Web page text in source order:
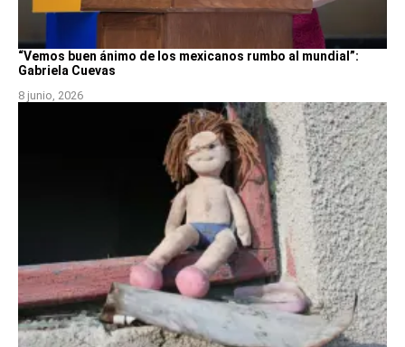
“Vemos buen ánimo de los mexicanos rumbo al mundial”:
Gabriela Cuevas
8 junio, 2026